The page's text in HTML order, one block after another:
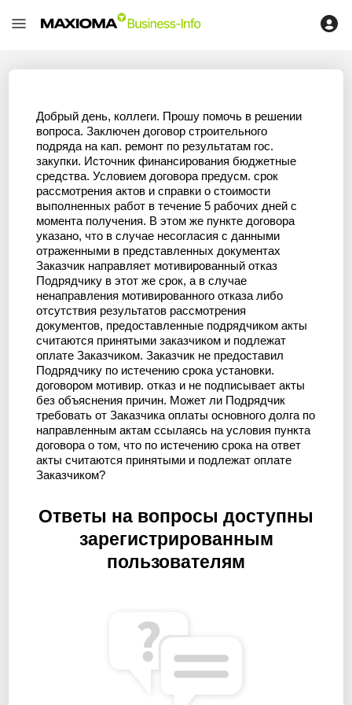
Добрый день, коллеги. Прошу помочь в решении
вопроса. Заключен договор строительного
подряда на кап. ремонт по результатам гос.
закупки. Источник финансирования бюджетные
средства. Условием договора предусм. срок
рассмотрения актов и справки о стоимости
выполненных работ в течение 5 рабочих дней с
момента получения. В этом же пункте договора
указано, что в случае несогласия с данными
отраженными в представленных документах
Заказчик направляет мотивированный отказ
Подрядчику в этот же срок, а в случае
ненаправления мотивированного отказа либо
отсутствия результатов рассмотрения
документов, предоставленные подрядчиком акты
считаются принятыми заказчиком и подлежат
оплате Заказчиком. Заказчик не предоставил
Подрядчику по истечению срока установки.
договором мотивир. отказ и не подписывает акты
без объяснения причин. Может ли Подрядчик
требовать от Заказчика оплаты основного долга по
направленным актам ссылаясь на условия пункта
договора о том, что по истечению срока на ответ
акты считаются принятыми и подлежат оплате
Заказчиком?
Ответы на вопросы доступны
зарегистрированным
пользователям